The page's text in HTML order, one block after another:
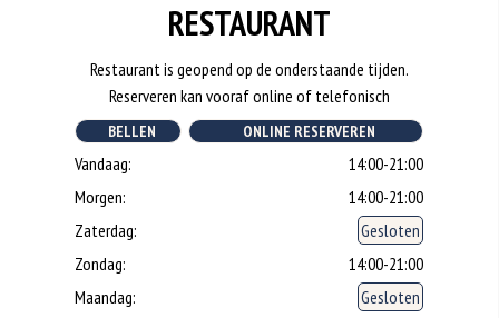
RESTAURANT
Restaurant is geopend op de onderstaande tijden.
Reserveren kan vooraf online of telefonisch
BELLEN ONLINE RESERVEREN
Vandaag:
14:00-21:00
Morgen:
14:00-21:00
Zaterdag:
Gesloten
Zondag:
14:00-21:00
Maandag:
Gesloten